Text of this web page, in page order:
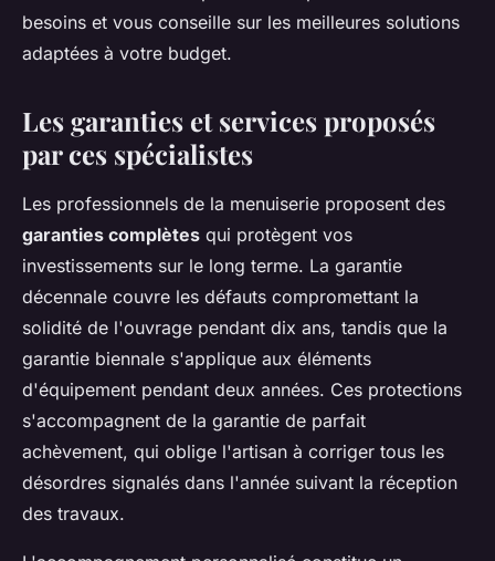
besoins et vous conseille sur les meilleures solutions
adaptées à votre budget.
Les garanties et services proposés
par ces spécialistes
Les professionnels de la menuiserie proposent des
garanties complètes qui protègent vos
investissements sur le long terme. La garantie
décennale couvre les défauts compromettant la
solidité de l'ouvrage pendant dix ans, tandis que la
garantie biennale s'applique aux éléments
d'équipement pendant deux années. Ces protections
s'accompagnent de la garantie de parfait
achèvement, qui oblige l'artisan à corriger tous les
désordres signalés dans l'année suivant la réception
des travaux.